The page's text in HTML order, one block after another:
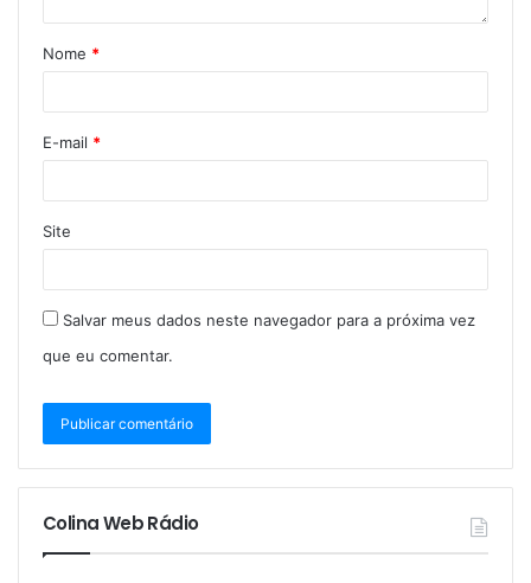
Nome *
E-mail *
Site
Salvar meus dados neste navegador para a próxima vez
que eu comentar.
Colina Web Rádio